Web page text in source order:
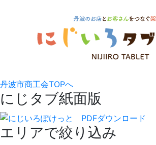
丹波市商工会TOPへ
にじタブ紙面版
エリアで絞り込み